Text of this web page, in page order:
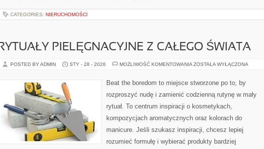
CATEGORIES: NIERUCHOMOŚCI
RYTUAŁY PIELĘGNACYJNE Z CAŁEGO ŚWIATA
POSTED BY ADMIN STY - 28 - 2026 MOŻLIWOŚĆ KOMENTOWANIA RYTUAŁY
CAŁEGO
ŚWIATA
ZOSTAŁA WYŁĄCZONA
Beat the boredom to miejsce stworzone po to, by
rozproszyć nudę i zamienić codzienną rutynę w mały
rytuał. To centrum inspiracji o kosmetykach,
kompozycjach aromatycznych oraz kolorach do
manicure. Jeśli szukasz inspiracji, chcesz lepiej
rozumieć formułę i wybierać produkty bardziej